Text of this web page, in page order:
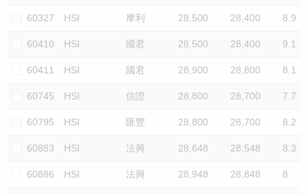
60327 HSI 摩利 28,500 28,400 8.9
60410 HSI 國君 28,500 28,400 9.1
60411 HSI 國君 28,900 28,800 8.1
60745 HSI 信證 28,800 28,700 7.7
60795 HSI 匯豐 28,800 28,700 8.2
60883 HSI 法興 28,648 28,548 8.3
60886 HSI 法興 28,948 28,848 8